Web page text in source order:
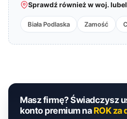
Sprawdź również w woj.
Biała Podlaska Zamość
Masz firmę? Świadczysz
konto premium naROK za